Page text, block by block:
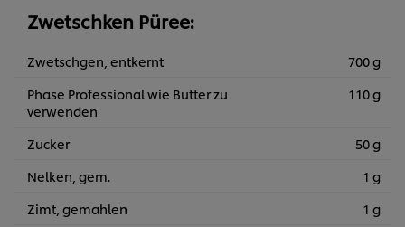
Zwetschken Püree:
Zwetschgen, entkernt
700 g
Phase Professional wie Butter zu
verwenden
110 g
Zucker
50 g
Nelken, gem.
1 g
Zimt, gemahlen
1 g